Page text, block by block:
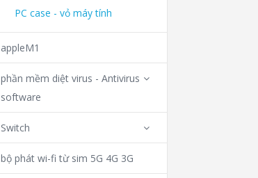
PC case - vỏ máy tính
appleM1
phần mềm diệt virus - Antivirus
software
Switch
bộ phát wi-fi từ sim 5G 4G 3G